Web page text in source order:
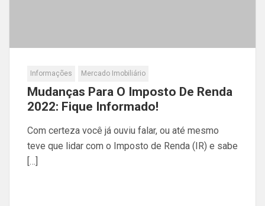
Informações Mercado Imobiliário
Mudanças Para O Imposto De Renda
2022: Fique Informado!
Com certeza você já ouviu falar, ou até mesmo
teve que lidar com o Imposto de Renda (IR) e sabe
[…]